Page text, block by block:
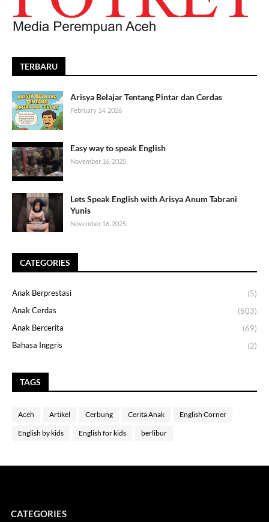
TERBARU
Arisya Belajar Tentang Pintar dan Cerdas
February 14, 2026
Easy way to speak English
November 16, 2025
Lets Speak English with Arisya Anum Tabrani
Yunis
November 16, 2025
CATEGORIES
Anak Berprestasi
(5)
Anak Cerdas
(503)
Anak Bercerita
(69)
Bahasa Inggris
(2)
TAGS
Aceh Artikel Cerbung Cerita Anak English Corner
English by kids English for kids berlibur
CATEGORIES